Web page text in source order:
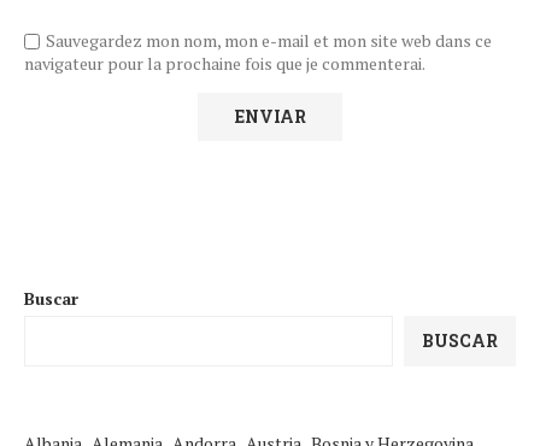
Sauvegardez mon nom, mon e-mail et mon site web dans ce
navigateur pour la prochaine fois que je commenterai.
Buscar
BUSCAR